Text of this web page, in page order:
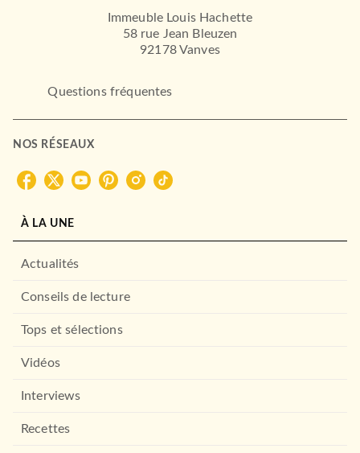
Immeuble Louis Hachette
58 rue Jean Bleuzen
92178 Vanves
Questions fréquentes
NOS RÉSEAUX
À LA UNE
Actualités
Conseils de lecture
Tops et sélections
Vidéos
Interviews
Recettes